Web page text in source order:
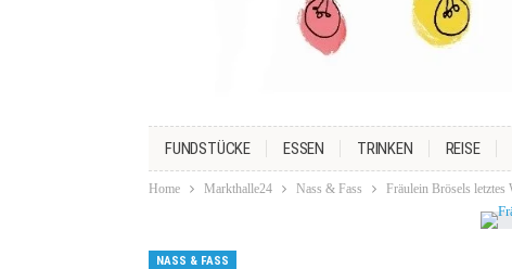
FUNDSTÜCKE ESSEN TRINKEN REISE
Home Markthalle24 Nass & Fass Fräulein Brösels letztes
NASS & FASS